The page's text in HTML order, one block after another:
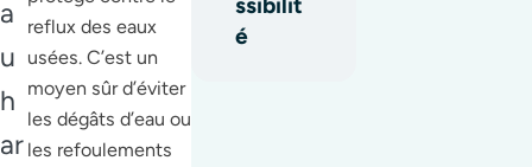
a
u
h
ar
reflux des eaux
usées. C’est un
moyen sûr d’éviter
les dégâts d’eau ou
les refoulements
é